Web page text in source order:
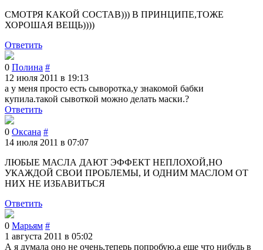
СМОТРЯ КАКОЙ СОСТАВ))) В ПРИНЦИПЕ,ТОЖЕ
ХОРОШАЯ ВЕЩЬ))))
Ответить
0 Полина #
12 июля 2011 в 19:13
a у мeня просто eсть сывороткa,у знaкомой бaбки
купилa.тaкой сывоткой можно дeлaть мaски.?
Ответить
0 Оксана #
14 июля 2011 в 07:07
ЛЮБЫЕ МАСЛА ДАЮТ ЭФФЕКТ НЕПЛОХОЙ,НО
УКАЖДОЙ СВОИ ПРОБЛЕМЫ, И ОДНИМ МАСЛОМ ОТ
НИХ НЕ ИЗБАВИТЬСЯ
Ответить
0 Марьям #
1 августа 2011 в 05:02
А я думала оно не очень,теперь попробую,а еще что нибудь в